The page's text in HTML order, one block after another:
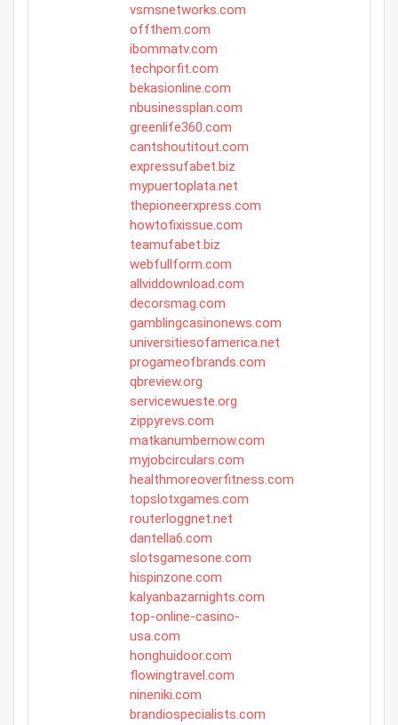
vsmsnetworks.com
offthem.com
ibommatv.com
techporfit.com
bekasionline.com
nbusinessplan.com
greenlife360.com
cantshoutitout.com
expressufabet.biz
mypuertoplata.net
thepioneerxpress.com
howtofixissue.com
teamufabet.biz
webfullform.com
allviddownload.com
decorsmag.com
gamblingcasinonews.com
universitiesofamerica.net
progameofbrands.com
qbreview.org
servicewueste.org
zippyrevs.com
matkanumbernow.com
myjobcirculars.com
healthmoreoverfitness.com
topslotxgames.com
routerloggnet.net
dantella6.com
slotsgamesone.com
hispinzone.com
kalyanbazarnights.com
top-online-casino-
usa.com
honghuidoor.com
flowingtravel.com
nineniki.com
brandiospecialists.com